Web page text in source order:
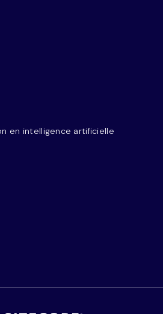
en intelligence artificielle